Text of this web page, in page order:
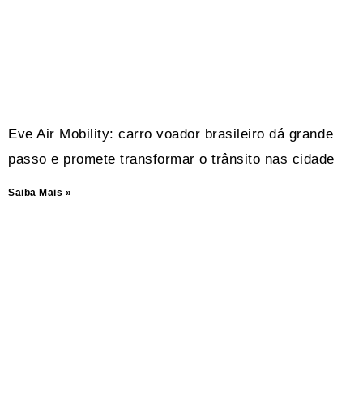
Eve Air Mobility: carro voador brasileiro dá grande
passo e promete transformar o trânsito nas cidade
Saiba Mais »